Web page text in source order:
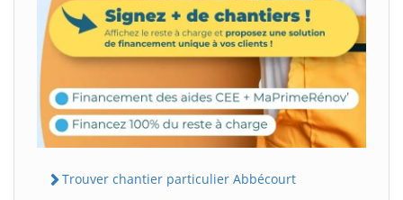
Trouver chantier particulier Abbécourt